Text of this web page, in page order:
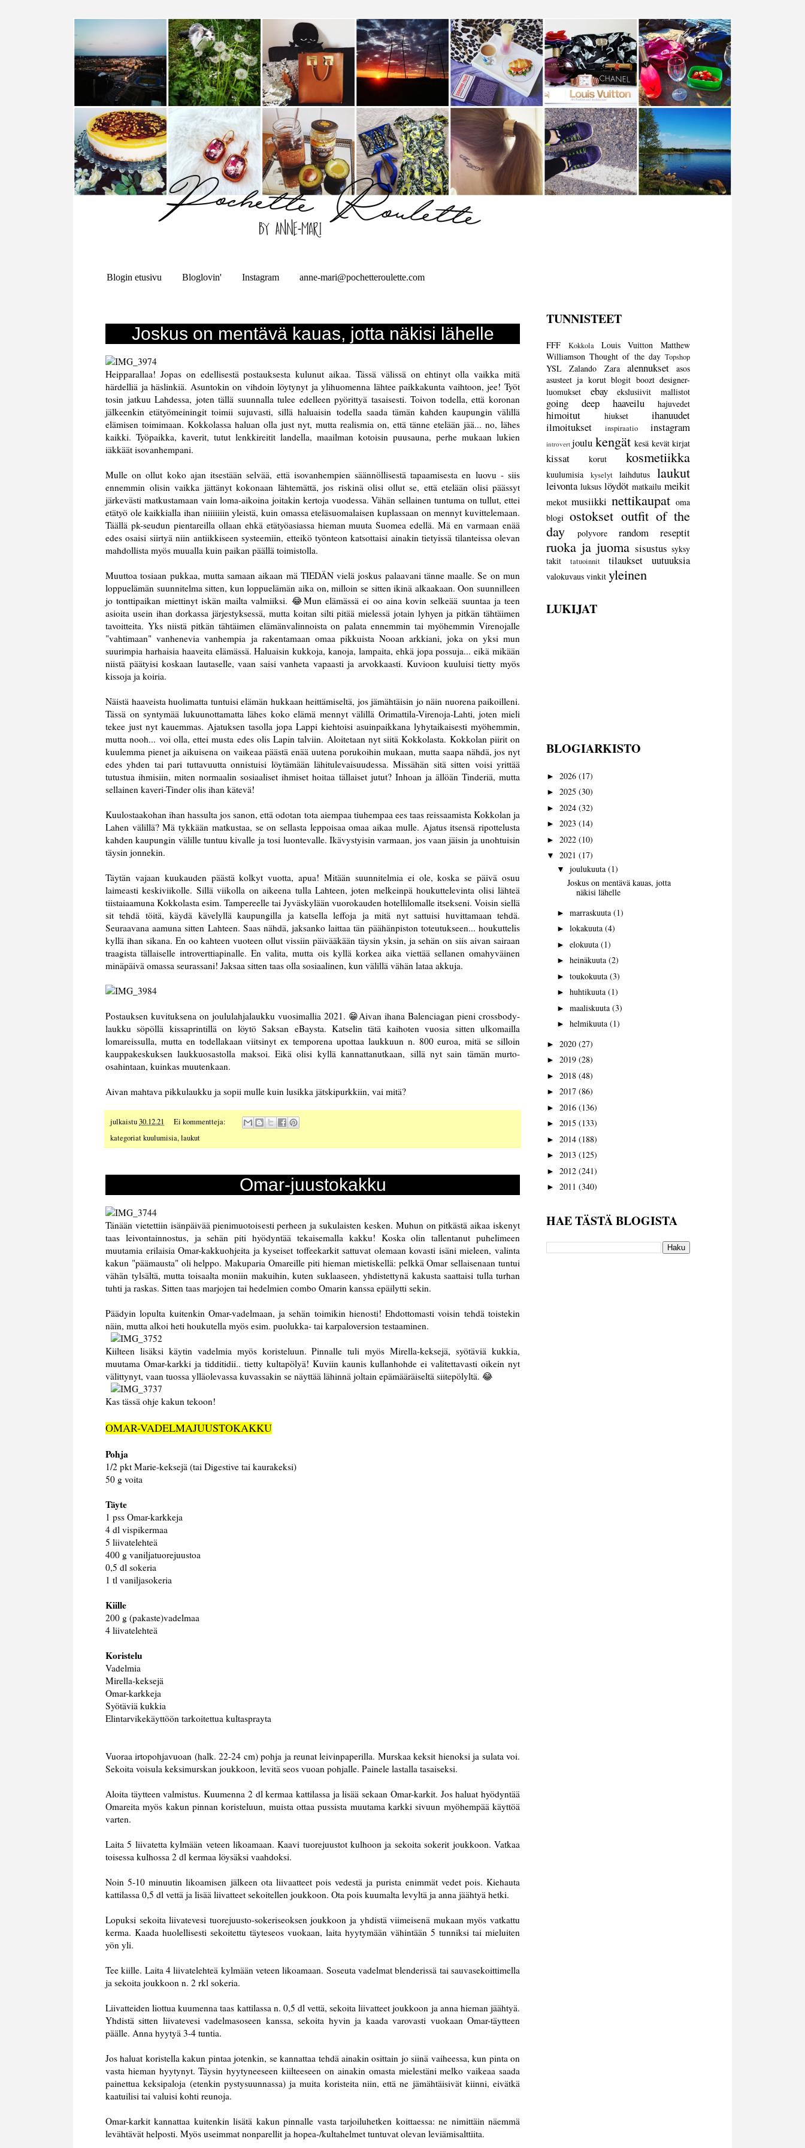
Blogin etusivu Bloglovin' Instagram anne-mari@pochetteroulette.com
Joskus on mentävä kauas, jotta näkisi lähelle
Heipparallaa! Jopas on edellisestä postauksesta kulunut aikaa. Tässä välissä on ehtinyt olla vaikka mitä
härdelliä ja häslinkiä. Asuntokin on vihdoin löytynyt ja ylihuomenna lähtee paikkakunta vaihtoon, jee! Työt
tosin jatkuu Lahdessa, joten tällä suunnalla tulee edelleen pyörittyä tasaisesti. Toivon todella, että koronan
jälkeenkin etätyömeiningit toimii sujuvasti, sillä haluaisin todella saada tämän kahden kaupungin välillä
elämisen toimimaan. Kokkolassa haluan olla just nyt, mutta realismia on, että tänne etelään jää... no, lähes
kaikki. Työpaikka, kaverit, tutut lenkkireitit landella, maailman kotoisin puusauna, perhe mukaan lukien
iäkkäät isovanhempani.
Mulle on ollut koko ajan itsestään selvää, että isovanhempien säännöllisestä tapaamisesta en luovu - siis
ennemmin olisin vaikka jättänyt kokonaan lähtemättä, jos riskinä olisi ollut se, että etelään olisi päässyt
järkevästi matkustamaan vain loma-aikoina joitakin kertoja vuodessa. Vähän sellainen tuntuma on tullut, ettei
etätyö ole kaikkialla ihan niiiiiiin yleistä, kuin omassa eteläsuomalaisen kuplassaan on mennyt kuvittelemaan.
Täällä pk-seudun pientareilla ollaan ehkä etätyöasiassa hieman muuta Suomea edellä. Mä en varmaan enää
edes osaisi siirtyä niin antiikkiseen systeemiin, etteikö työnteon katsottaisi ainakin tietyissä tilanteissa olevan
mahdollista myös muualla kuin paikan päällä toimistolla.
Muuttoa tosiaan pukkaa, mutta samaan aikaan mä TIEDÄN vielä joskus palaavani tänne maalle. Se on mun
loppuelämän suunnitelma sitten, kun loppuelämän aika on, milloin se sitten ikinä alkaakaan. Oon suunnilleen
jo tonttipaikan miettinyt iskän mailta valmiiksi. 😂Mun elämässä ei oo aina kovin selkeää suuntaa ja teen
asioita usein ihan dorkassa järjestyksessä, mutta koitan silti pitää mielessä jotain lyhyen ja pitkän tähtäimen
tavoitteita. Yks niistä pitkän tähtäimen elämänvalinnoista on palata ennemmin tai myöhemmin Virenojalle
"vahtimaan" vanhenevia vanhempia ja rakentamaan omaa pikkuista Nooan arkkiani, joka on yksi mun
suurimpia harhaisia haaveita elämässä. Haluaisin kukkoja, kanoja, lampaita, ehkä jopa possuja... eikä mikään
niistä päätyisi koskaan lautaselle, vaan saisi vanheta vapaasti ja arvokkaasti. Kuvioon kuuluisi tietty myös
kissoja ja koiria.
Näistä haaveista huolimatta tuntuisi elämän hukkaan heittämiseltä, jos jämähtäisin jo näin nuorena paikoilleni.
Tässä on syntymää lukuunottamatta lähes koko elämä mennyt välillä Orimattila-Virenoja-Lahti, joten mieli
tekee just nyt kauemmas. Ajatuksen tasolla jopa Lappi kiehtoisi asuinpaikkana lyhytaikaisesti myöhemmin,
mutta nooh... voi olla, ettei musta edes olis Lapin talviin. Aloitetaan nyt siitä Kokkolasta. Kokkolan piirit on
kuulemma pienet ja aikuisena on vaikeaa päästä enää uutena porukoihin mukaan, mutta saapa nähdä, jos nyt
edes yhden tai pari tuttavuutta onnistuisi löytämään lähitulevaisuudessa. Missähän sitä sitten voisi yrittää
tutustua ihmisiin, miten normaalin sosiaaliset ihmiset hoitaa tällaiset jutut? Inhoan ja ällöän Tinderiä, mutta
sellainen kaveri-Tinder olis ihan kätevä!
Kuulostaakohan ihan hassulta jos sanon, että odotan tota aiempaa tiuhempaa ees taas reissaamista Kokkolan ja
Lahen välillä? Mä tykkään matkustaa, se on sellasta leppoisaa omaa aikaa mulle. Ajatus itsensä ripottelusta
kahden kaupungin välille tuntuu kivalle ja tosi luontevalle. Ikävystyisin varmaan, jos vaan jäisin ja unohtuisin
täysin jonnekin.
Täytän vajaan kuukauden päästä kolkyt vuotta, apua! Mitään suunnitelmia ei ole, koska se päivä osuu
laimeasti keskiviikolle. Sillä viikolla on aikeena tulla Lahteen, joten melkeinpä houkuttelevinta olisi lähteä
tiistaiaamuna Kokkolasta esim. Tampereelle tai Jyväskylään vuorokauden hotellilomalle itsekseni. Voisin siellä
sit tehdä töitä, käydä kävelyllä kaupungilla ja katsella leffoja ja mitä nyt sattuisi huvittamaan tehdä.
Seuraavana aamuna sitten Lahteen. Saas nähdä, jaksanko laittaa tän päähänpiston toteutukseen... houkuttelis
kyllä ihan sikana. En oo kahteen vuoteen ollut vissiin päivääkään täysin yksin, ja sehän on siis aivan sairaan
traagista tällaiselle introverttiapinalle. En valita, mutta ois kyllä korkea aika viettää sellanen omahyväinen
minäpäivä omassa seurassani! Jaksaa sitten taas olla sosiaalinen, kun välillä vähän lataa akkuja.
Postauksen kuvituksena on joululahjalaukku vuosimallia 2021. 😁Aivan ihana Balenciagan pieni crossbody-
laukku söpöllä kissaprintillä on löytö Saksan eBaysta. Katselin tätä kaihoten vuosia sitten ulkomailla
lomareissulla, mutta en todellakaan viitsinyt ex temporena upottaa laukkuun n. 800 euroa, mitä se silloin
kauppakeskuksen laukkuosastolla maksoi. Eikä olisi kyllä kannattanutkaan, sillä nyt sain tämän murto-
osahintaan, kuinkas muutenkaan.
Aivan mahtava pikkulaukku ja sopii mulle kuin lusikka jätskipurkkiin, vai mitä?
julkaistu30.12.21
Ei kommentteja:
kategoriatkuulumisia,laukut
Omar-juustokakku
Tänään vietettiin isänpäivää pienimuotoisesti perheen ja sukulaisten kesken. Muhun on pitkästä aikaa iskenyt
taas leivontainnostus, ja sehän piti hyödyntää tekaisemalla kakku! Koska olin tallentanut puhelimeen
muutamia erilaisia Omar-kakkuohjeita ja kyseiset toffeekarkit sattuvat olemaan kovasti isäni mieleen, valinta
kakun "päämausta" oli helppo. Makuparia Omareille piti hieman mietiskellä: pelkkä Omar sellaisenaan tuntui
vähän tylsältä, mutta toisaalta moniin makuihin, kuten suklaaseen, yhdistettynä kakusta saattaisi tulla turhan
tuhti ja raskas. Sitten taas marjojen tai hedelmien combo Omarin kanssa epäilytti sekin.
Päädyin lopulta kuitenkin Omar-vadelmaan, ja sehän toimikin hienosti! Ehdottomasti voisin tehdä toistekin
näin, mutta alkoi heti houkutella myös esim. puolukka- tai karpaloversion testaaminen.
Kiilteen lisäksi käytin vadelmia myös koristeluun. Pinnalle tuli myös Mirella-keksejä, syötäviä kukkia,
muutama Omar-karkki ja tidditidii.. tietty kultapölyä! Kuviin kaunis kullanhohde ei valitettavasti oikein nyt
välittynyt, vaan tuossa ylläolevassa kuvassakin se näyttää lähinnä joltain epämääräiseltä siitepölyltä. 😂
Kas tässä ohje kakun tekoon!
OMAR-VADELMAJUUSTOKAKKU
Pohja
1/2 pkt Marie-keksejä (tai Digestive tai kaurakeksi)
50 g voita
Täyte
1 pss Omar-karkkeja
4 dl vispikermaa
5 liivatelehteä
400 g vaniljatuorejuustoa
0,5 dl sokeria
1 tl vaniljasokeria
Kiille
200 g (pakaste)vadelmaa
4 liivatelehteä
Koristelu
Vadelmia
Mirella-keksejä
Omar-karkkeja
Syötäviä kukkia
Elintarvikekäyttöön tarkoitettua kultasprayta
Vuoraa irtopohjavuoan (halk. 22-24 cm) pohja ja reunat leivinpaperilla. Murskaa keksit hienoksi ja sulata voi.
Sekoita voisula keksimurskan joukkoon, levitä seos vuoan pohjalle. Painele lastalla tasaiseksi.
Aloita täytteen valmistus. Kuumenna 2 dl kermaa kattilassa ja lisää sekaan Omar-karkit. Jos haluat hyödyntää
Omareita myös kakun pinnan koristeluun, muista ottaa pussista muutama karkki sivuun myöhempää käyttöä
varten.
Laita 5 liivatetta kylmään veteen likoamaan. Kaavi tuorejuustot kulhoon ja sekoita sokerit joukkoon. Vatkaa
toisessa kulhossa 2 dl kermaa löysäksi vaahdoksi.
Noin 5-10 minuutin likoamisen jälkeen ota liivaatteet pois vedestä ja purista enimmät vedet pois. Kiehauta
kattilassa 0,5 dl vettä ja lisää liivatteet sekoitellen joukkoon. Ota pois kuumalta levyltä ja anna jäähtyä hetki.
Lopuksi sekoita liivatevesi tuorejuusto-sokeriseoksen joukkoon ja yhdistä viimeisenä mukaan myös vatkattu
kerma. Kaada huolellisesti sekoitettu täyteseos vuokaan, laita hyytymään vähintään 5 tunniksi tai mieluiten
yön yli.
Tee kiille. Laita 4 liivatelehteä kylmään veteen likoamaan. Soseuta vadelmat blenderissä tai sauvasekoittimella
ja sekoita joukkoon n. 2 rkl sokeria.
Liivatteiden liottua kuumenna taas kattilassa n. 0,5 dl vettä, sekoita liivatteet joukkoon ja anna hieman jäähtyä.
Yhdistä sitten liivatevesi vadelmasoseen kanssa, sekoita hyvin ja kaada varovasti vuokaan Omar-täytteen
päälle. Anna hyytyä 3-4 tuntia.
Jos haluat koristella kakun pintaa jotenkin, se kannattaa tehdä ainakin osittain jo siinä vaiheessa, kun pinta on
vasta hieman hyytynyt. Täysin hyytyneeseen kiilteeseen on ainakin omasta mielestäni melko vaikeaa saada
painettua keksipaloja (etenkin pystysuunnassa) ja muita koristeita niin, että ne jämähtäisivät kiinni, eivätkä
kaatuilisi tai valuisi kohti reunoja.
Omar-karkit kannattaa kuitenkin lisätä kakun pinnalle vasta tarjoiluhetken koittaessa: ne nimittäin näemmä
levähtävät helposti. Myös useimmat nonparellit ja hopea-/kultahelmet tuntuvat olevan leviämisalttiita.
TUNNISTEET
FFF Kokkola Louis Vuitton
Matthew
Williamson Thought of the day Topshop
YSL Zalando Zara alennukset
asos
asusteet ja korut blogit boozt designer-
luomukset
ebay ekslusiivit mallistot
going deep haaveilu hajuvedet
himoitut hiukset
ihanuudet
ilmoitukset
inspiraatio instagram
introvert joulu kengät kesä kevät kirjat
kissat korut kosmetiikka
kuulumisia kyselyt laihdutus laukut
leivonta luksus löydöt matkailu meikit
mekot musiikki nettikaupat oma
blogi ostokset outfit of the
day
polyvore random reseptit
ruoka ja juoma sisustus syksy
takit
tatuoinnit tilaukset uutuuksia
valokuvaus vinkit yleinen
LUKIJAT
BLOGIARKISTO
► 2026 (17)
► 2025 (30)
► 2024 (32)
► 2023 (14)
► 2022 (10)
▼ 2021 (17)
▼ joulukuuta (1)
Joskus on mentävä kauas, jotta
näkisi lähelle
► marraskuuta (1)
► lokakuuta (4)
► elokuuta (1)
► heinäkuuta (2)
► toukokuuta (3)
► huhtikuuta (1)
► maaliskuuta (3)
► helmikuuta (1)
► 2020 (27)
► 2019 (28)
► 2018 (48)
► 2017 (86)
► 2016 (136)
► 2015 (133)
► 2014 (188)
► 2013 (125)
► 2012 (241)
► 2011 (340)
HAE TÄSTÄ BLOGISTA